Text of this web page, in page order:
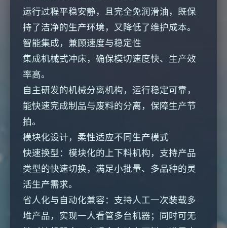
运行过程平稳安静，且完全免润滑油，既保
持了洁净的生产环境，又降低了维护成本。
智能集成，兼顾速度与稳定性
集成机械式冲床，确保模切速度快、生产效
率高。
自主研发的机械分离机构，运行稳定可靠，
能快速完成制品与废料的分离，保障生产节
拍。
模块化设计，柔性适应不同生产模式
快速换型：模块化的上下料机构，支持产品
类型的快速切换，满足小批量、多品种的灵
活生产需求。
省人化与自动化兼容：支持人工一次装载多
堆产品，实现一人看管多台机器；同时可无